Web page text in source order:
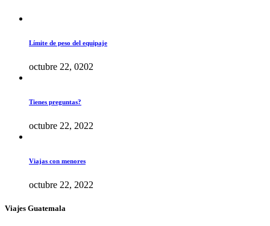
Límite de peso del equipaje
octubre 22, 0202
Tienes preguntas?
octubre 22, 2022
Viajas con menores
octubre 22, 2022
Viajes Guatemala